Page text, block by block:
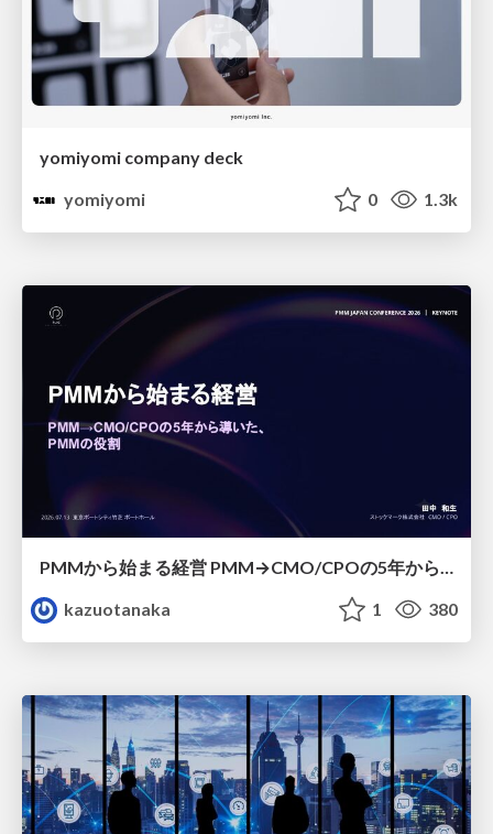
yomiyomi company deck
yomiyomi
0 1.3k
PMMから始まる経営 PMM→CMO/CPOの5年から導いた、 PMMの役割
kazuotanaka
1 380